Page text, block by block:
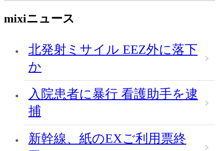
mixiニュース
北発射ミサイル EEZ外に落下
か
入院患者に暴行 看護助手を逮
捕
新幹線、紙のEXご利用票終